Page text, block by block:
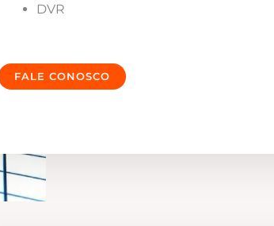
DVR
FALE CONOSCO